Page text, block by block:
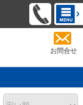
お問合せ